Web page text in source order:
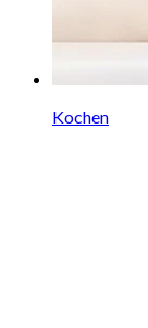
Kochen